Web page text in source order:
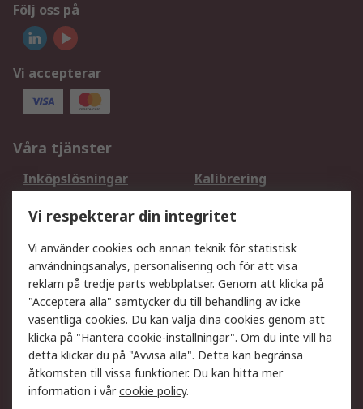
Följ oss på
Vi accepterar
Våra tjänster
Inköpslösningar
Kalibrering
DesignSpark
Teknisk Support
Ditt lokala säljteam
Exportlösningar
Support
Få hjälp
Retur av varor
Leverans
Spåra din order
Begär en fakturakopi
Fördelar med RS-konto
Betalningsalternativ
Vi respekterar din integritet
Vi använder cookies och annan teknik för statistisk
användningsanalys, personalisering och för att visa
reklam på tredje parts webbplatser. Genom att klicka på
"Acceptera alla" samtycker du till behandling av icke
väsentliga cookies. Du kan välja dina cookies genom att
klicka på "Hantera cookie-inställningar". Om du inte vill ha
detta klickar du på "Avvisa alla". Detta kan begränsa
åtkomsten till vissa funktioner. Du kan hitta mer
information i vårcookie policy.